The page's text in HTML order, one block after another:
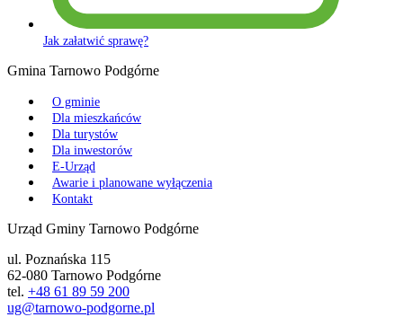
Jak załatwić sprawę?
Gmina Tarnowo Podgórne
O gminie
Dla mieszkańców
Dla turystów
Dla inwestorów
E-Urząd
Awarie i planowane wyłączenia
Kontakt
Urząd Gminy Tarnowo Podgórne
ul. Poznańska 115
62-080 Tarnowo Podgórne
tel. +48 61 89 59 200
ug@tarnowo-podgorne.pl